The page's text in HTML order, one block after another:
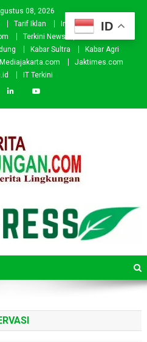
08, 2026
Tarif Iklan Investor
Donasi
Terkini News
Kabar.id
Kabar Sultra
Kabar Agri
Mediajakarta.com
Jaktimes.com
IT Terkini
ID